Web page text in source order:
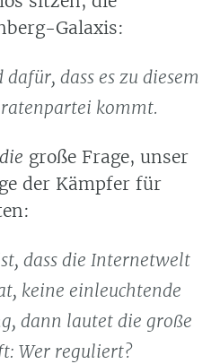
Galaxis:
dafür, dass es zu diesem
kommt.
die große Frage, unser
der Kämpfer für
dass die Internetwelt
keine einleuchtende
dann lautet die große
Wer reguliert?